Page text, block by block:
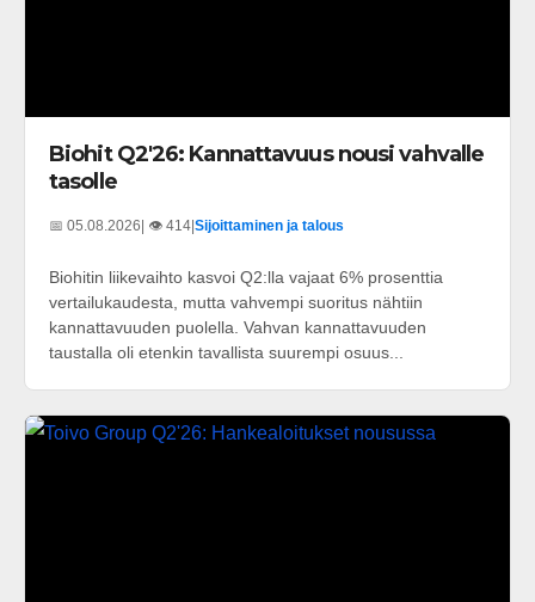
Biohit Q2'26: Kannattavuus nousi vahvalle
tasolle
📅 05.08.2026 | 👁️ 414 Sijoittaminen ja talous
Biohitin liikevaihto kasvoi Q2:lla vajaat 6% prosenttia
vertailukaudesta, mutta vahvempi suoritus nähtiin
kannattavuuden puolella. Vahvan kannattavuuden
taustalla oli etenkin tavallista suurempi osuus...